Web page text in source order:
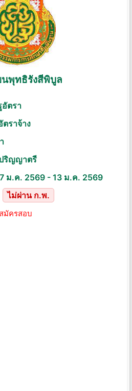
นพุทธิรังสีพิบูล
ตรา
ราจ้าง
ริญญาตรี
7 ม.ค. 2569 - 13 ม.ค. 2569
ไม่ผ่าน ก.พ.
มัครสอบ